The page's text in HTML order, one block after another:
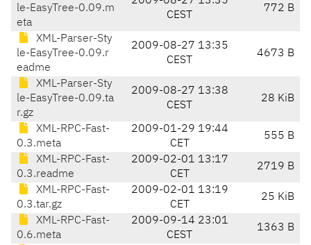
le-EasyTree-0.09.m
eta
CEST
772 B
XML-Parser-Sty
le-EasyTree-0.09.r
eadme
2009-08-27 13:35
CEST
4673 B
XML-Parser-Sty
le-EasyTree-0.09.ta
r.gz
2009-08-27 13:38
CEST
28 KiB
XML-RPC-Fast-
0.3.meta
2009-01-29 19:44
CET
555 B
XML-RPC-Fast-
0.3.readme
2009-02-01 13:17
CET
2719 B
XML-RPC-Fast-
0.3.tar.gz
2009-02-01 13:19
CET
25 KiB
XML-RPC-Fast-
0.6.meta
2009-09-14 23:01
CEST
1363 B